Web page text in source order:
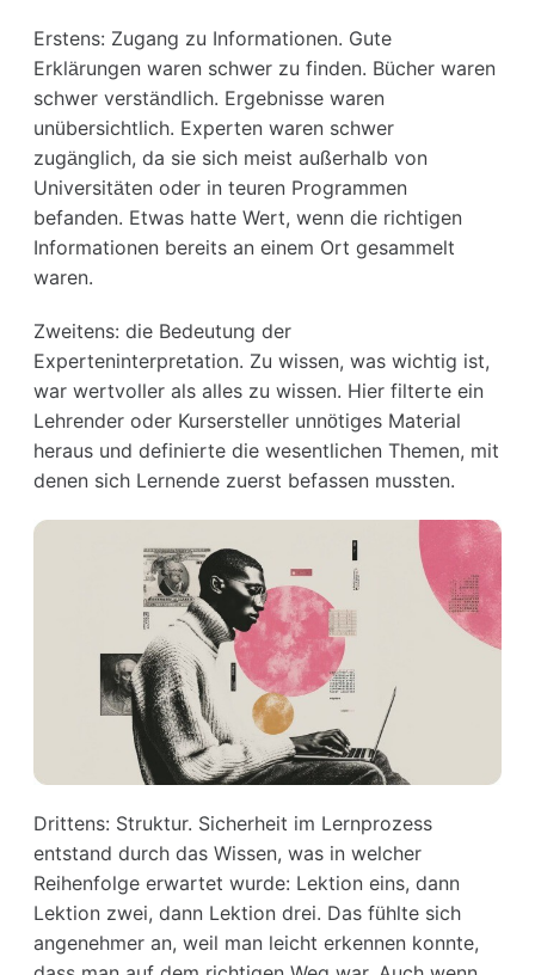
Erstens: Zugang zu Informationen. Gute
Erklärungen waren schwer zu finden. Bücher waren
schwer verständlich. Ergebnisse waren
unübersichtlich. Experten waren schwer
zugänglich, da sie sich meist außerhalb von
Universitäten oder in teuren Programmen
befanden. Etwas hatte Wert, wenn die richtigen
Informationen bereits an einem Ort gesammelt
waren.
Zweitens: die Bedeutung der
Experteninterpretation. Zu wissen, was wichtig ist,
war wertvoller als alles zu wissen. Hier filterte ein
Lehrender oder Kursersteller unnötiges Material
heraus und definierte die wesentlichen Themen, mit
denen sich Lernende zuerst befassen mussten.
Drittens: Struktur. Sicherheit im Lernprozess
entstand durch das Wissen, was in welcher
Reihenfolge erwartet wurde: Lektion eins, dann
Lektion zwei, dann Lektion drei. Das fühlte sich
angenehmer an, weil man leicht erkennen konnte,